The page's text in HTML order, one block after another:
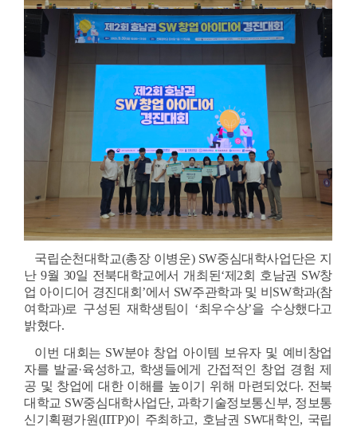
국립순천대학교(총장 이병운) SW중심대학사업단은 지
난 9월 30일 전북대학교에서 개최된‘제2회 호남권 SW창
업 아이디어 경진대회’에서 SW주관학과 및 비SW학과(참
여학과)로 구성된 재학생팀이 ‘최우수상’을 수상했다고
밝혔다.
이번 대회는 SW분야 창업 아이템 보유자 및 예비창업
자를 발굴·육성하고, 학생들에게 간접적인 창업 경험 제
공 및 창업에 대한 이해를 높이기 위해 마련되었다. 전북
대학교 SW중심대학사업단, 과학기술정보통신부, 정보통
신기획평가원(IITP)이 주최하고, 호남권 SW대학인, 국립